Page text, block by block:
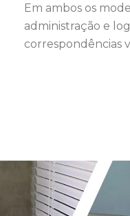
Em ambos os
administração e
correspondências